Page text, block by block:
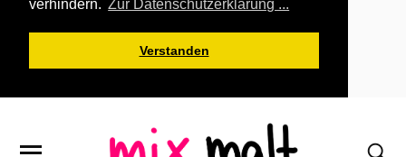
verhindern. Zur Datenschutzerklärung ...
Verstanden